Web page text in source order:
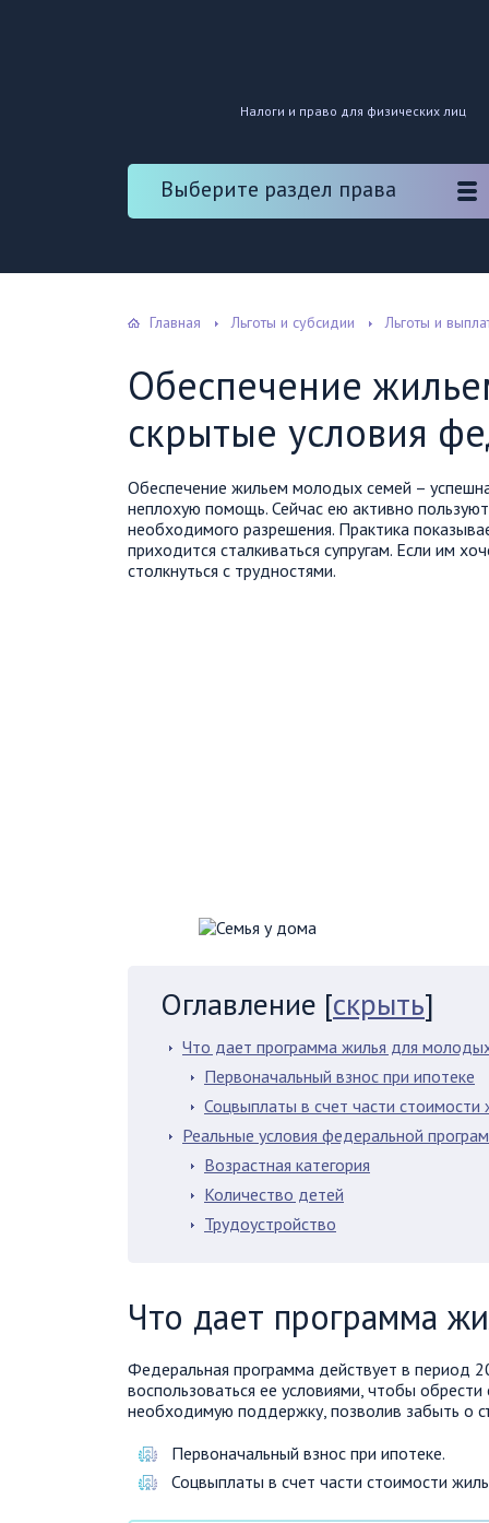
Налоги и право для физических лиц
Выберите раздел права
Главная Льготы и субсидии Льготы и
Обеспечение
скрытые условия
Обеспечение жильем молодых семей –
неплохую помощь. Сейчас ею активно
необходимого разрешения. Практика
приходится сталкиваться супругам. Если им
столкнуться с трудностями.
Оглавление [скрыть]
Что дает программа жилья для
Первоначальный взнос при ипотеке
Соцвыплаты в счет части стоимости
Реальные условия федеральной
Возрастная категория
Количество детей
Трудоустройство
Что дает программа
Федеральная программа действует в период
воспользоваться ее условиями, чтобы
необходимую поддержку, позволив забыть о
Первоначальный взнос при ипотеке.
Соцвыплаты в счет части стоимости